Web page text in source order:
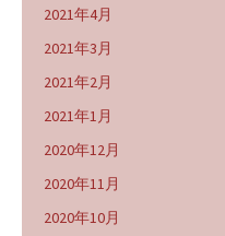
2021年4月
2021年3月
2021年2月
2021年1月
2020年12月
2020年11月
2020年10月